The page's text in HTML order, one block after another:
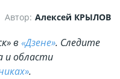
Автор: Алексей КРЫЛОВ
в «Дзене». Cледите
и области
.